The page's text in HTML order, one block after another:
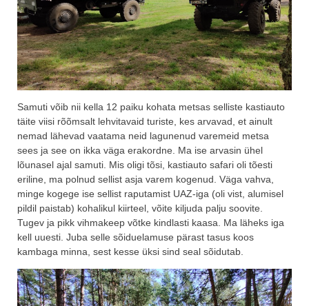
Samuti võib nii kella 12 paiku kohata metsas selliste kastiauto
täite viisi rõõmsalt lehvitavaid turiste, kes arvavad, et ainult
nemad lähevad vaatama neid lagunenud varemeid metsa
sees ja see on ikka väga erakordne. Ma ise arvasin ühel
lõunasel ajal samuti. Mis oligi tõsi, kastiauto safari oli tõesti
eriline, ma polnud sellist asja varem kogenud. Väga vahva,
minge kogege ise sellist raputamist UAZ-iga (oli vist, alumisel
pildil paistab) kohalikul kiirteel, võite kiljuda palju soovite.
Tugev ja pikk vihmakeep võtke kindlasti kaasa. Ma läheks iga
kell uuesti. Juba selle sõiduelamuse pärast tasus koos
kambaga minna, sest kesse üksi sind seal sõidutab.